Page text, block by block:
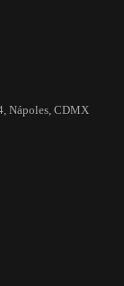
Nápoles, CDMX